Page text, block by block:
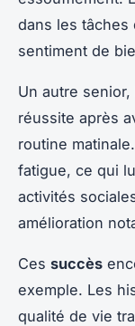
dans les tâches
sentiment de
Un autre
réussite après
routine
fatigue, ce qui
activités
amélioration
Ces succès
exemple. Les
qualité de vie